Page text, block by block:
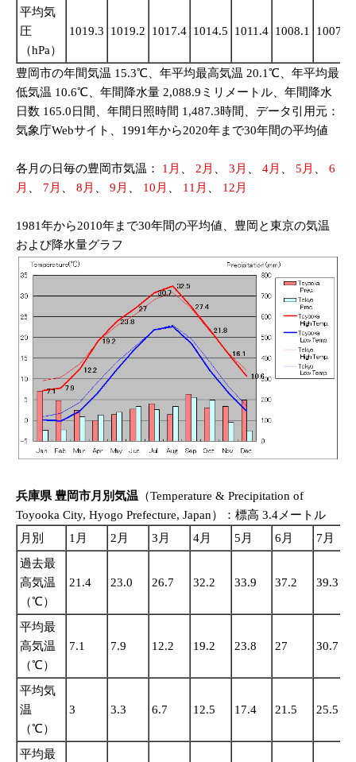
平均気
圧
（hPa）
1019.3 1019.2 1017.4 1014.5 1011.4 1008.1 1007.7
豊岡市の年間気温 15.3℃、年平均最高気温 20.1℃、年平均最
低気温 10.6℃、年間降水量 2,088.9ミリメートル、年間降水
日数 165.0日間、年間日照時間 1,487.3時間、データ引用元：
気象庁Webサイト、1991年から2020年まで30年間の平均値
各月の日毎の豊岡市気温： 1月 、 2月 、 3月 、 4月 、 5月 、 6
月 、 7月 、 8月 、 9月 、 10月 、 11月 、 12月
1981年から2010年まで30年間の平均値、豊岡と東京の気温
および降水量グラフ
兵庫県 豊岡市月別気温 （Temperature & Precipitation of
Toyooka City, Hyogo Prefecture, Japan）：標高 3.4メートル
月別
1月 2月 3月 4月 5月 6月
7月
過去最
高気温
（℃）
21.4 23.0 26.7 32.2 33.9 37.2 39.3
平均最
高気温
（℃）
7.1 7.9 12.2 19.2 23.8 27 30.7
平均気
温
（℃）
3 3.3 6.7 12.5 17.4 21.5 25.5
平均最